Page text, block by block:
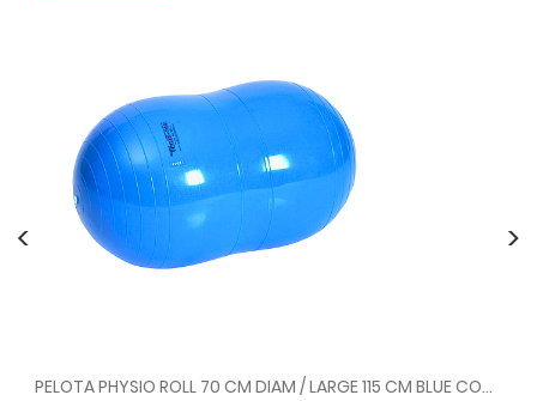
PELOTA PHYSIO ROLL 70 CM DIAM / LARGE 115 CM BLUE COD 88.03 LDP
< >